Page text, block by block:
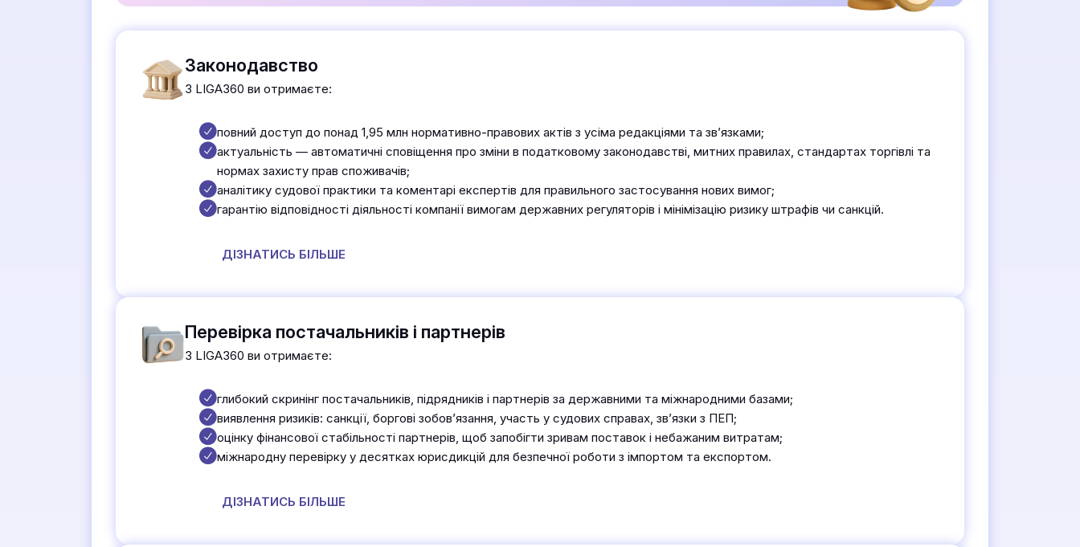
Законодавство
З LIGA360 ви отримаєте:
повний доступ до понад 1,95 млн нормативно-правових актів з усіма редакціями та зв’язками;
актуальність — автоматичні сповіщення про зміни в податковому законодавстві, митних правилах, стандартах торгівлі та
нормах захисту прав споживачів;
аналітику судової практики та коментарі експертів для правильного застосування нових вимог;
гарантію відповідності діяльності компанії вимогам державних регуляторів і мінімізацію ризику штрафів чи санкцій.
ДІЗНАТИСЬ БІЛЬШЕ
Перевірка постачальників і партнерів
З LIGA360 ви отримаєте:
глибокий скринінг постачальників, підрядників і партнерів за державними та міжнародними базами;
виявлення ризиків: санкції, боргові зобов’язання, участь у судових справах, зв’язки з ПЕП;
оцінку фінансової стабільності партнерів, щоб запобігти зривам поставок і небажаним витратам;
міжнародну перевірку у десятках юрисдикцій для безпечної роботи з імпортом та експортом.
ДІЗНАТИСЬ БІЛЬШЕ